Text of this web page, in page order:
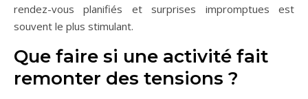
rendez-vous planifiés et surprises impromptues est
souvent le plus stimulant.
Que faire si une activité fait
remonter des tensions ?